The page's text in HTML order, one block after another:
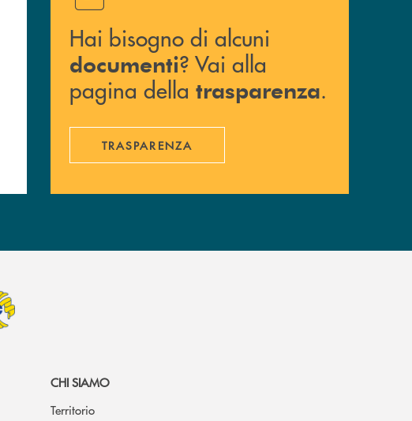
Hai bisogno di alcuni
documenti? Vai alla
pagina della trasparenza.
TRASPARENZA
CHI SIAMO
Territorio